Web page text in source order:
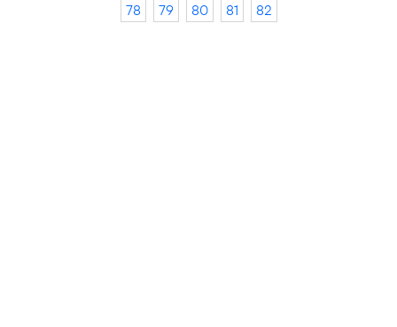
78
79 80 81 82